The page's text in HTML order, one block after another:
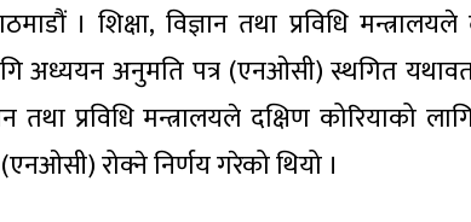
। शिक्षा, विज्ञान तथा प्रविधि
अध्ययन अनुमति पत्र (एनओसी) स्थगित
तथा प्रविधि मन्त्रालयले दक्षिण कोरियाको
रोक्ने निर्णय गरेको थियो ।